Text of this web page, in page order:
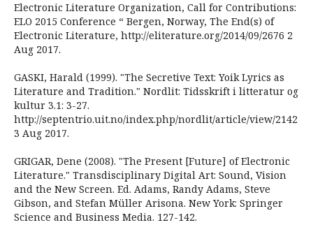
Electronic Literature Organization, Call for Contributions:
ELO 2015 Conference “ Bergen, Norway, The End(s) of
Electronic Literature, http://eliterature.org/2014/09/2676 2
Aug 2017.
GASKI, Harald (1999). "The Secretive Text: Yoik Lyrics as
Literature and Tradition." Nordlit: Tidsskrift i litteratur og
kultur 3.1: 3-27.
http://septentrio.uit.no/index.php/nordlit/article/view/2142
3 Aug 2017.
GRIGAR, Dene (2008). "The Present [Future] of Electronic
Literature." Transdisciplinary Digital Art: Sound, Vision
and the New Screen. Ed. Adams, Randy Adams, Steve
Gibson, and Stefan Müller Arisona. New York: Springer
Science and Business Media. 127-142.